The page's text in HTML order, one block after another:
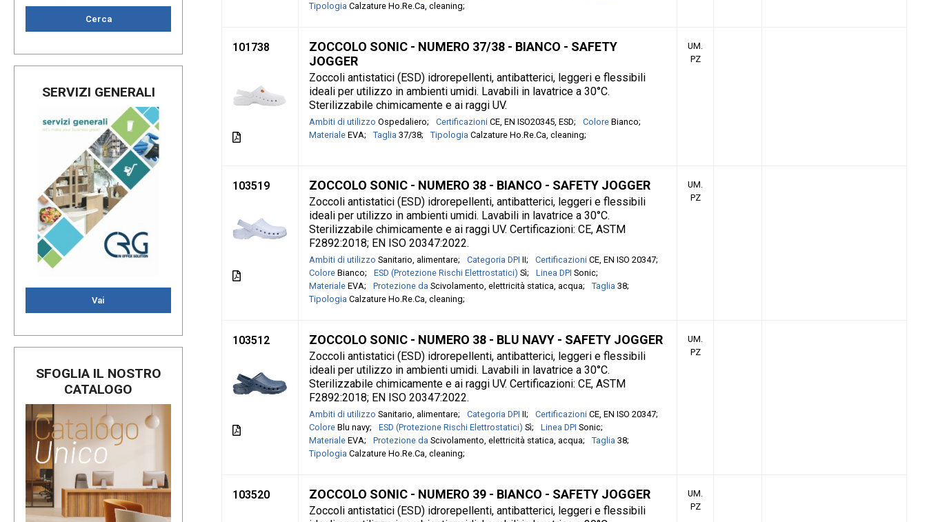
Cerca
SERVIZI GENERALI
Vai
SFOGLIA IL NOSTRO
CATALOGO
Tipologia Calzature Ho.Re.Ca, cleaning
101738
ZOCCOLO SONIC - NUMERO 37/38 - BIANCO - SAFETY
JOGGER
Zoccoli antistatici (ESD) idrorepellenti, antibatterici, leggeri e flessibili
ideali per utilizzo in ambienti umidi. Lavabili in lavatrice a 30°C.
Sterilizzabile chimicamente e ai raggi UV.
Ambiti di utilizzo Ospedaliero Certificazioni CE, EN ISO20345, ESD Colore Bianco
Materiale EVA Taglia 37/38 Tipologia Calzature Ho.Re.Ca, cleaning
UM.
PZ
103519 ZOCCOLO SONIC - NUMERO 38 - BIANCO - SAFETY JOGGER
Zoccoli antistatici (ESD) idrorepellenti, antibatterici, leggeri e flessibili
ideali per utilizzo in ambienti umidi. Lavabili in lavatrice a 30°C.
Sterilizzabile chimicamente e ai raggi UV. Certificazioni: CE, ASTM
F2892:2018; EN ISO 20347:2022.
Ambiti di utilizzo Sanitario, alimentare Categoria DPI II Certificazioni CE, EN ISO 20347
Colore Bianco ESD (Protezione Rischi Elettrostatici) Sì Linea DPI Sonic
Materiale EVA Protezione da Scivolamento, elettricità statica, acqua Taglia 38
Tipologia Calzature Ho.Re.Ca, cleaning
UM.
PZ
103512 ZOCCOLO SONIC - NUMERO 38 - BLU NAVY - SAFETY JOGGER
Zoccoli antistatici (ESD) idrorepellenti, antibatterici, leggeri e flessibili
ideali per utilizzo in ambienti umidi. Lavabili in lavatrice a 30°C.
Sterilizzabile chimicamente e ai raggi UV. Certificazioni: CE, ASTM
F2892:2018; EN ISO 20347:2022.
Ambiti di utilizzo Sanitario, alimentare Categoria DPI II Certificazioni CE, EN ISO 20347
Colore Blu navy ESD (Protezione Rischi Elettrostatici) Sì Linea DPI Sonic
Materiale EVA Protezione da Scivolamento, elettricità statica, acqua Taglia 38
Tipologia Calzature Ho.Re.Ca, cleaning
UM.
PZ
103520 ZOCCOLO SONIC - NUMERO 39 - BIANCO - SAFETY JOGGER
Zoccoli antistatici (ESD) idrorepellenti, antibatterici, leggeri e flessibili
UM.
PZ